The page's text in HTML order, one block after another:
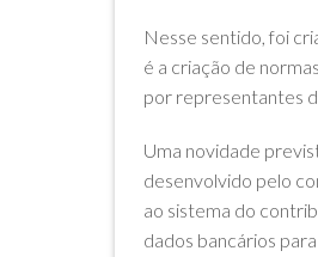
Nesse sentido, foi
é a criação de
por representantes
Uma novidade
desenvolvido pelo
ao sistema do
dados bancários